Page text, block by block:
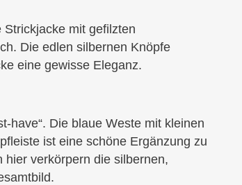
mit gefilzten
Die edlen silbernen Knöpfe
eine gewisse Eleganz.
have“. Die blaue Weste mit kleinen
ist eine schöne Ergänzung zu
hier verkörpern die silbernen,